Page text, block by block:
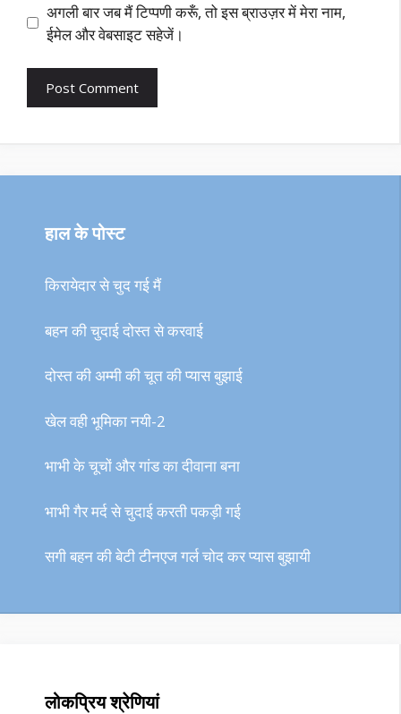
अगली बार जब मैं टिप्पणी करूँ, तो इस ब्राउज़र में मेरा नाम,
ईमेल और वेबसाइट सहेजें।
हाल के पोस्ट
किरायेदार से चुद गई मैं
बहन की चुदाई दोस्त से करवाई
दोस्त की अम्मी की चूत की प्यास बुझाई
खेल वही भूमिका नयी-2
भाभी के चूचों और गांड का दीवाना बना
भाभी गैर मर्द से चुदाई करती पकड़ी गई
सगी बहन की बेटी टीनएज गर्ल चोद कर प्यास बुझायी
लोकप्रिय श्रेणियां